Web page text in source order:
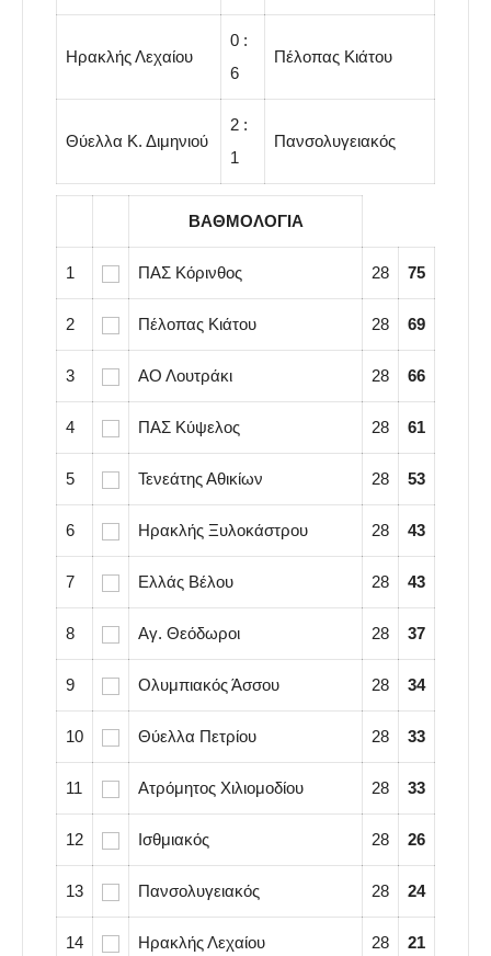
Ηρακλής Λεχαίου
0 :
6
Πέλοπας Κιάτου
Θύελλα Κ. Διμηνιού
2 :
1
Πανσολυγειακός
ΒΑΘΜΟΛΟΓΙΑ
1 ΠΑΣ Κόρινθος 28 75
2 Πέλοπας Κιάτου 28 69
3 ΑΟ Λουτράκι 28 66
4 ΠΑΣ Κύψελος 28 61
5 Τενεάτης Αθικίων 28 53
6 Ηρακλής Ξυλοκάστρου 28 43
7 Ελλάς Βέλου 28 43
8 Αγ. Θεόδωροι 28 37
9 Ολυμπιακός Άσσου 28 34
10 Θύελλα Πετρίου 28 33
11 Ατρόμητος Χιλιομοδίου 28 33
12 Ισθμιακός 28 26
13 Πανσολυγειακός 28 24
14 Ηρακλής Λεχαίου 28 21